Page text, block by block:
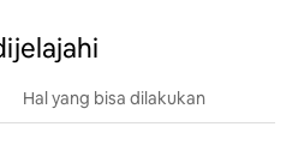
Hal yang bisa dilakukan